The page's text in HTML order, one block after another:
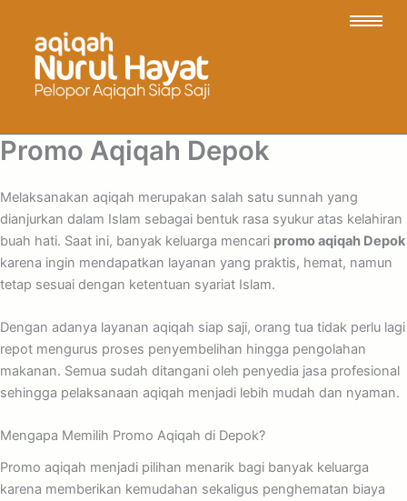
Promo Aqiqah Depok
Melaksanakan aqiqah merupakan salah satu sunnah yang
dianjurkan dalam Islam sebagai bentuk rasa syukur atas kelahiran
buah hati. Saat ini, banyak keluarga mencari promo aqiqah Depok
karena ingin mendapatkan layanan yang praktis, hemat, namun
tetap sesuai dengan ketentuan syariat Islam.
Dengan adanya layanan aqiqah siap saji, orang tua tidak perlu lagi
repot mengurus proses penyembelihan hingga pengolahan
makanan. Semua sudah ditangani oleh penyedia jasa profesional
sehingga pelaksanaan aqiqah menjadi lebih mudah dan nyaman.
Mengapa Memilih Promo Aqiqah di Depok?
Promo aqiqah menjadi pilihan menarik bagi banyak keluarga
karena memberikan kemudahan sekaligus penghematan biaya